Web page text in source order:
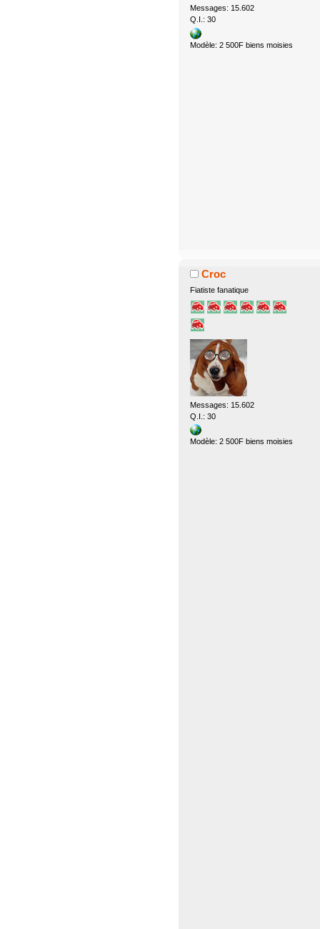
Messages: 15.602
Q.I.: 30
Modèle: 2 500F biens moisies
Croc
Fiatiste fanatique
Messages: 15.602
Q.I.: 30
Modèle: 2 500F biens moisies